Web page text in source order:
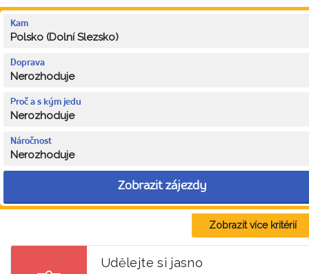
Kam
Polsko (Dolní Slezsko)
Doprava
Nerozhoduje
Proč a s kým jedu
Nerozhoduje
Náročnost
Nerozhoduje
Zobrazit zájezdy
Zobrazit více kritérií
Udělejte si jasno